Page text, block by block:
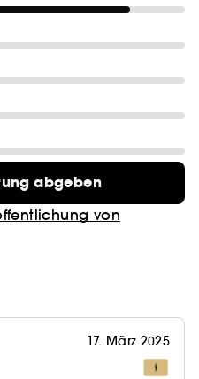
abgeben
von
17. März 2025